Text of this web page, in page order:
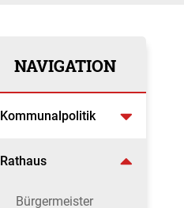
NAVIGATION
Kommunalpolitik
Rathaus
Bürgermeister